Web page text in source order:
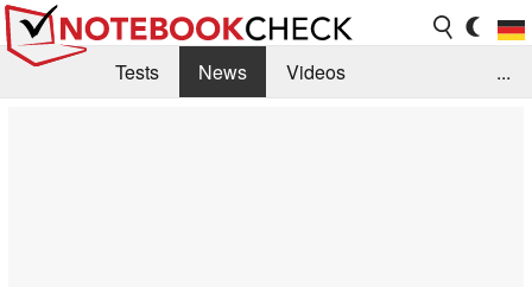
Tests News
Videos
...